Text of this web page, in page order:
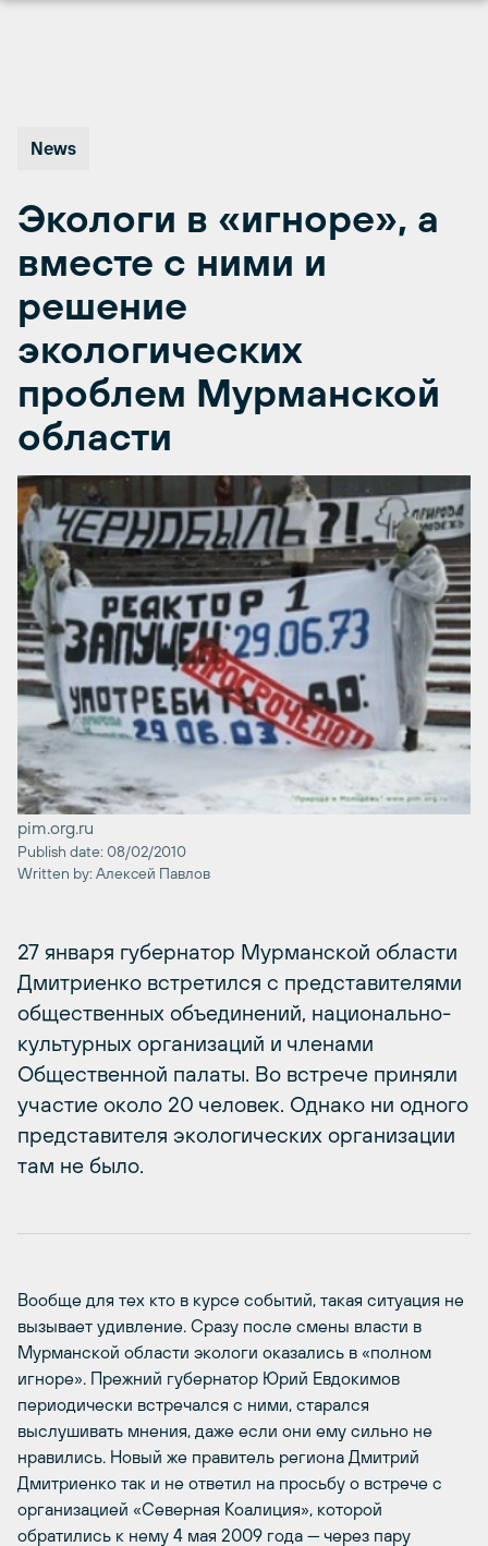
News
Экологи в «игноре», а
вместе с ними и
решение
экологических
проблем Мурманской
области
pim.org.ru
Publish date: 08/02/2010
Written by: Алексей Павлов
27 января губернатор Мурманской области
Дмитриенко встретился с представителями
общественных объединений, национально-
культурных организаций и членами
Общественной палаты. Во встрече приняли
участие около 20 человек. Однако ни одного
представителя экологических организации
там не было.
Вообще для тех кто в курсе событий, такая ситуация не
вызывает удивление. Сразу после смены власти в
Мурманской области экологи оказались в «полном
игноре». Прежний губернатор Юрий Евдокимов
периодически встречался с ними, старался
выслушивать мнения, даже если они ему сильно не
нравились. Новый же правитель региона Дмитрий
Дмитриенко так и не ответил на просьбу о встрече с
организацией «Северная Коалиция», которой
обратились к нему 4 мая 2009 года — через пару